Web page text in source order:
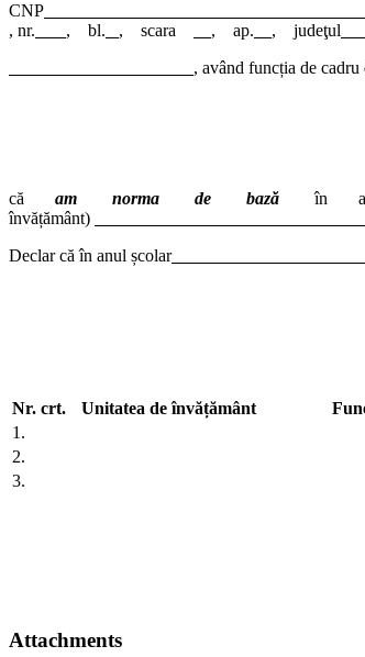
CNP
, nr.
, bl. , scara , ap. , judeţul
, având funcția de
că am norma de bazăîn
învățământ)
Declar că în anul școlar
Nr. crt. Unitatea de învățământ
1.
2.
3.
Attachments